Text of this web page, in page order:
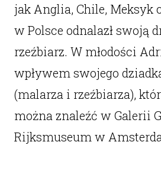
jak Anglia, Chile, Meksyk
w Polsce odnalazł swoją
rzeźbiarz. W młodości
wpływem swojego
(malarza i rzeźbiarza),
można znaleźć w Galerii
Rijksmuseum w